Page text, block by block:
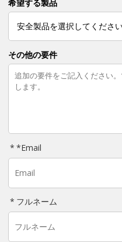
希望する製品
その他の要件
*Email
フルネーム